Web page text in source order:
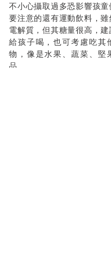
不小心攝取過多恐影響孩
要注意的還有運動飲料，
電解質，但其糖量很高，
給孩子喝，也可考慮吃其
物，像是水果、蔬菜、堅
品。